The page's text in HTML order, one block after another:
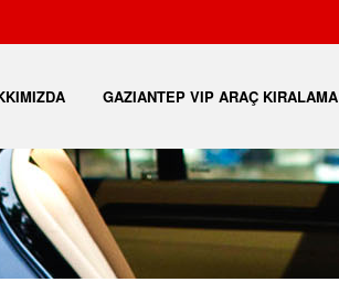
GAZIANTEP VIP ARAÇ KIRALAMA